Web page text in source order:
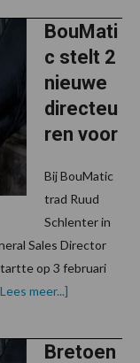
Gemini
BouMati
c stelt 2
nieuwe
directeu
ren voor
Bij BouMatic
trad Ruud
Schlenter in
Sales Director
op 3 februari
meer...]
directeuren
Bretoen